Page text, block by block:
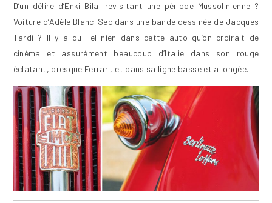
D’un délire d’Enki Bilal revisitant une période Mussolinienne ?
Voiture d’Adèle Blanc-Sec dans une bande dessinée de Jacques
Tardi ? Il y a du Fellinien dans cette auto qu’on croirait de
cinéma et assurément beaucoup d’Italie dans son rouge
éclatant, presque Ferrari, et dans sa ligne basse et allongée.